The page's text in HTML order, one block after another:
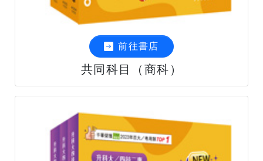
前往書店
共同科目（商科）